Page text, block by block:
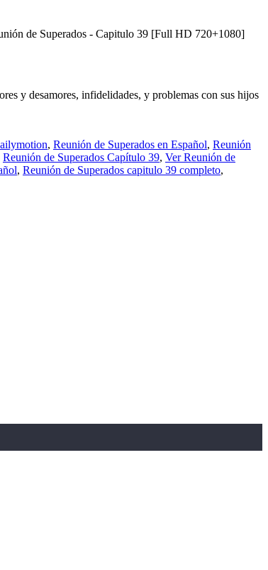
de Superados - Capitulo 39 [Full HD 720+1080]
y desamores, infidelidades, y problemas con sus hijos
, Reunión de Superados en Español, Reunión
Reunión de Superados Capítulo 39, Ver Reunión de
, Reunión de Superados capitulo 39 completo,